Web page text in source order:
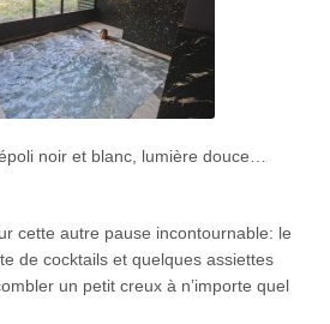
noir et blanc, lumière douce…
cette autre pause incontournable: le
de cocktails et quelques assiettes
un petit creux à n’importe quel